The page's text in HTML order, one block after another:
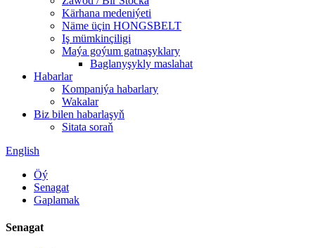
Kärhana medeniýeti
Näme üçin HONGSBELT
Iş mümkinçiligi
Maýa goýum gatnaşyklary
Baglanyşykly maslahat
Habarlar
Kompaniýa habarlary
Wakalar
Biz bilen habarlaşyň
Sitata soraň
English
Öý
Senagat
Gaplamak
Senagat